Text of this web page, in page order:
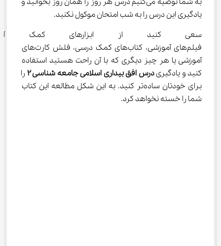
یادگیری این درس را به شب امتحان موکول نکنید.
سعی کنید از ابزارهای کمک
فیلم‌های آموزشی، کتاب‌های کمک درسی، فلش کارت‌های
آموزشی یا هر چیز دیگری که با آن راحت هستید استفاده
کنید و یادگیری درس افق بیداری اسلامی جامعه شناسی ۲ را
برای خودتان ساده‌تر کنید. به این شکل مطالعه این کتاب
شما را خسته نخواهد کرد.